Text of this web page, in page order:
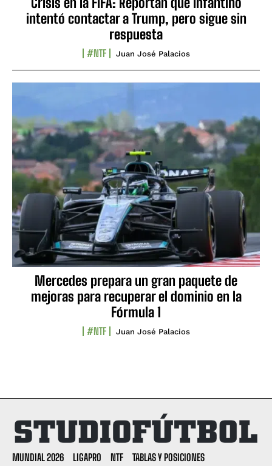
intentó contactar a Trump, pero sigue sin
respuesta
#NTF Juan José Palacios
Mercedes prepara un gran paquete de
mejoras para recuperar el dominio en la
Fórmula 1
#NTF Juan José Palacios
MUNDIAL 2026 LIGAPRO NTF TABLAS Y POSICIONES